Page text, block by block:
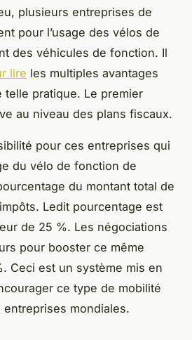
entreprises de
pour l’usage des vélos de
des véhicules de fonction. Il
lire les multiples avantages
telle pratique. Le premier
au niveau des plans fiscaux.
pour ces entreprises qui
du vélo de fonction de
du montant total de
Ledit pourcentage est
de 25 %. Les négociations
pour booster ce même
Ceci est un système mis en
ce type de mobilité
mondiales.